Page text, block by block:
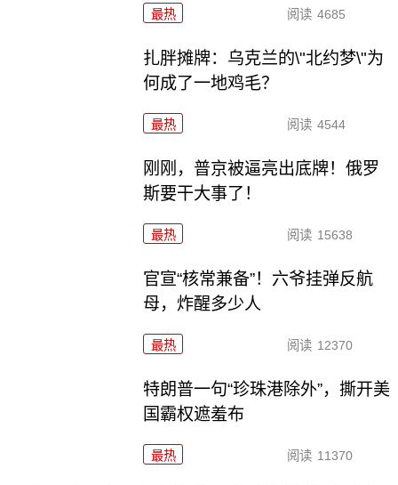
最热 阅读 4685
扎胖摊牌：乌克兰的\"北约梦\"为
何成了一地鸡毛？
最热 阅读 4544
刚刚，普京被逼亮出底牌！俄罗
斯要干大事了！
最热 阅读 15638
官宣“核常兼备”！六爷挂弹反航
母，炸醒多少人
最热 阅读 12370
特朗普一句“珍珠港除外”，撕开美
国霸权遮羞布
最热 阅读 11370